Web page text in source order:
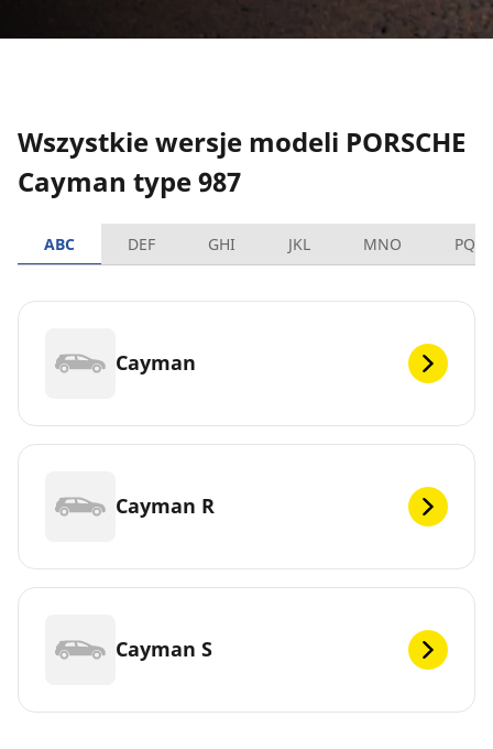
Wszystkie wersje modeli PORSCHE
Cayman type 987
ABC DEF GHI JKL MNO PQRS
Cayman
Cayman R
Cayman S